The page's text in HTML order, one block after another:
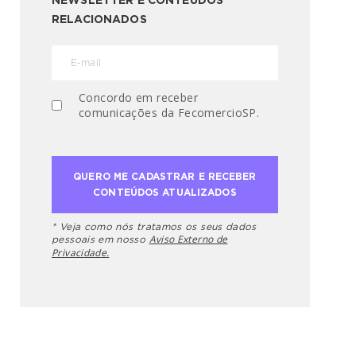
RELACIONADOS
Concordo em receber
comunicações da FecomercioSP.
* Veja como nós tratamos os seus dados
pessoais em nosso Aviso Externo de
Privacidade.